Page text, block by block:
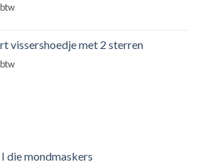
vissershoedje met 2 sterren
die mondmaskers